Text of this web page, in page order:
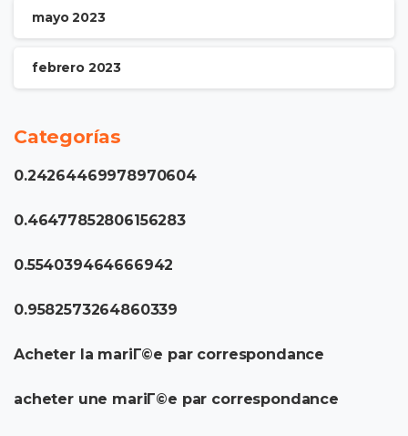
mayo 2023
febrero 2023
Categorías
0.24264469978970604
0.46477852806156283
0.554039464666942
0.9582573264860339
Acheter la mariГ©e par correspondance
acheter une mariГ©e par correspondance